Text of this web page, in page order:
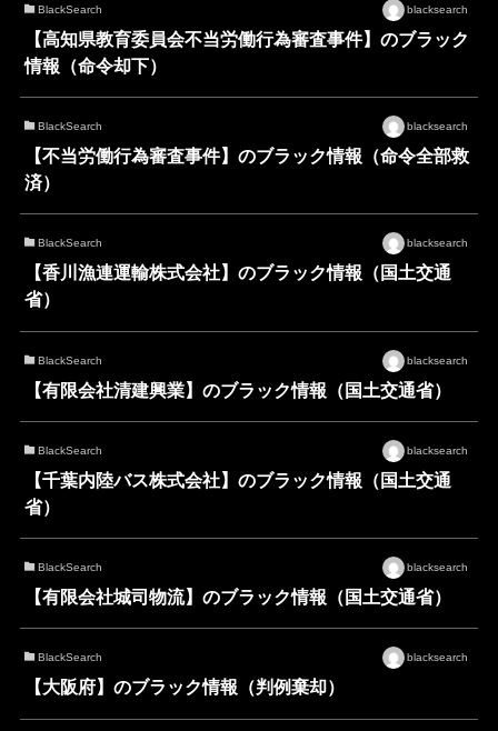
BlackSearch blacksearch
【高知県教育委員会不当労働行為審査事件】のブラック
情報（命令却下）
BlackSearch blacksearch
【不当労働行為審査事件】のブラック情報（命令全部救
済）
BlackSearch blacksearch
【香川漁連運輸株式会社】のブラック情報（国土交通
省）
BlackSearch blacksearch
【有限会社清建興業】のブラック情報（国土交通省）
BlackSearch blacksearch
【千葉内陸バス株式会社】のブラック情報（国土交通
省）
BlackSearch blacksearch
【有限会社城司物流】のブラック情報（国土交通省）
BlackSearch blacksearch
【大阪府】のブラック情報（判例棄却）